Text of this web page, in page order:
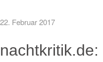
22. Februar 2017